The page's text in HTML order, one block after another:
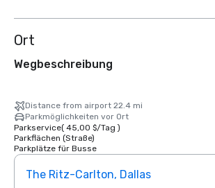
Ort
Wegbeschreibung
Distance from airport 22.4 mi
Parkmöglichkeiten vor Ort
Parkservice( 45,00 $/Tag )
Parkflächen (Straße)
Parkplätze für Busse
The Ritz-Carlton, Dallas